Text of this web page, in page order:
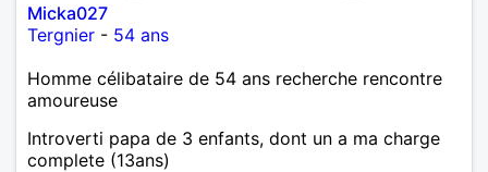
Micka027
Tergnier - 54 ans
Homme célibataire de 54 ans recherche rencontre
amoureuse
Introverti papa de 3 enfants, dont un a ma charge
complete (13ans)